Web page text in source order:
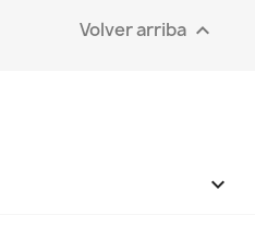
Volver arriba 
